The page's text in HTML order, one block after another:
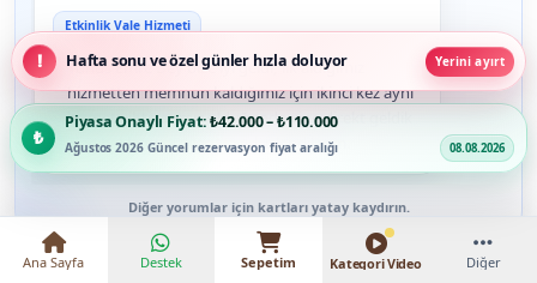
Etkinlik Vale Hizmeti
“Yunus Emre Bey bize iyi geldi, ilk aldığımız
hizmetten memnun kaldığımız için ikinci kez aynı
hizmete ihtiyacımız olduğunda yine direkt geldik
yine hakkını verdiler. Hayırlı işler dilerim.
Diğer yorumlar için kartları yatay kaydırın.
Piyasa Onaylı Fiyat:₺42.000 – ₺110.000
Ağustos 2026 Güncel rezervasyon fiyat aralığı 08.08.2026
Hafta sonu ve özel günler hızla doluyor Yerini ayırt
Ana Sayfa Destek Sepetim Kategori Video Diğer